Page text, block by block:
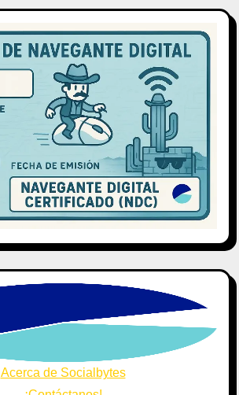
Acerca de Socialbytes